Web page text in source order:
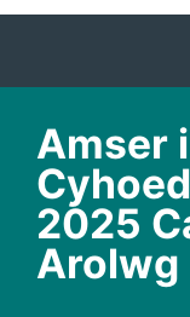
Amser
2025
Arolwg